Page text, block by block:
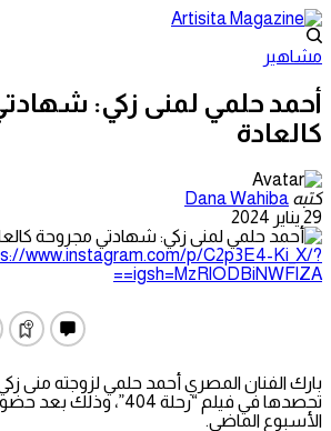
مشاهير
أحمد حلمي لمنى زكي:
كالعادة
كتبه Dana Wahiba
29 يناير 2024
www.instagram.com/p/C2p3E4-Ki_X/?
igsh=MzRlODBiNWFlZA==
بارك الفنان المصري أحمد حلمي لزوجته منى زكي،
تحصدها في فيلم “رحلة
الأسبوع الماضي.